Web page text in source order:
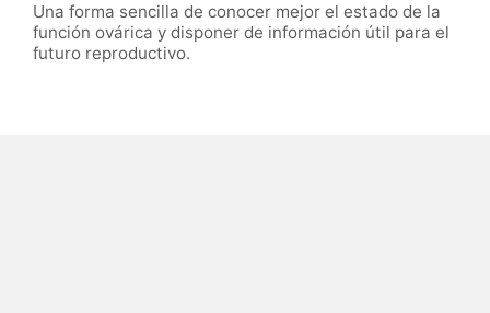
Una forma sencilla de conocer mejor el estado de la
función ovárica y disponer de información útil para el
futuro reproductivo.